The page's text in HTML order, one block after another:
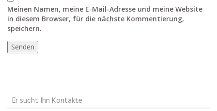
Meinen Namen, meine E-Mail-Adresse und meine Website
in diesem Browser, für die nächste Kommentierung,
speichern.
Er sucht Ihn Kontakte